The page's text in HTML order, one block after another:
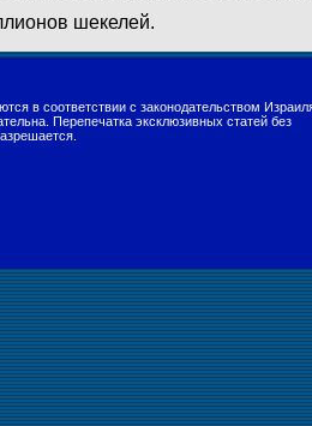
шекелей.
в соответствии с законодательством
Перепечатка эксклюзивных статей без